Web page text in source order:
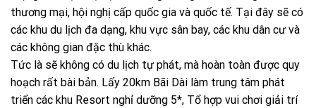
thương mại, hội nghị cấp quốc gia và quốc tế. Tại đây sẽ có
các khu du lịch đa dạng, khu vực sân bay, các khu dân cư và
các không gian đặc thù khác.
Tức là sẽ không có du lịch tự phát, mà hoàn toàn được quy
hoạch rất bài bản. Lấy 20km Bãi Dài làm trung tâm phát
triển các khu Resort nghỉ dưỡng 5*, Tổ hợp vui chơi giải trí